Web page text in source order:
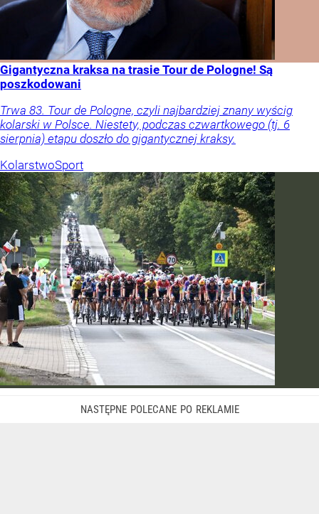
Gigantyczna kraksa na trasie Tour de Pologne! Są
poszkodowani
Trwa 83. Tour de Pologne, czyli najbardziej znany wyścig
kolarski w Polsce. Niestety, podczas czwartkowego (tj. 6
sierpnia) etapu doszło do gigantycznej kraksy.
KolarstwoSport